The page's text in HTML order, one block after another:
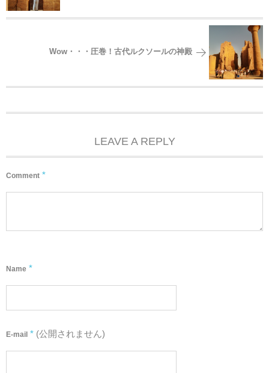
Wow・・・圧巻！古代ルクソールの神殿
LEAVE A REPLY
Comment *
Name *
E-mail * (公開されません)